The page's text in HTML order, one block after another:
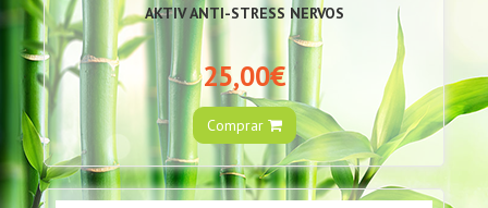
AKTIV ANTI-STRESS NERVOS
25,00€
Comprar